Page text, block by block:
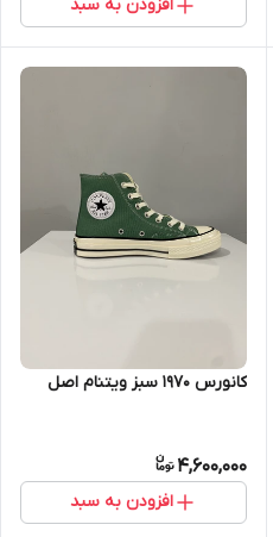
افزودن به سبد
کانورس ۱۹۷۰ سبز ویتنام اصل
4,600,000
افزودن به سبد